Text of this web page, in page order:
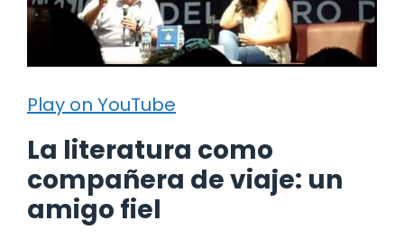
Play on YouTube
La literatura como
compañera de viaje: un
amigo fiel